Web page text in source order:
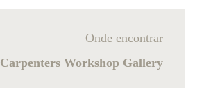
Onde encontrar
Carpenters Workshop Gallery